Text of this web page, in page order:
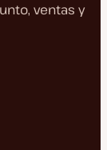
ventas y